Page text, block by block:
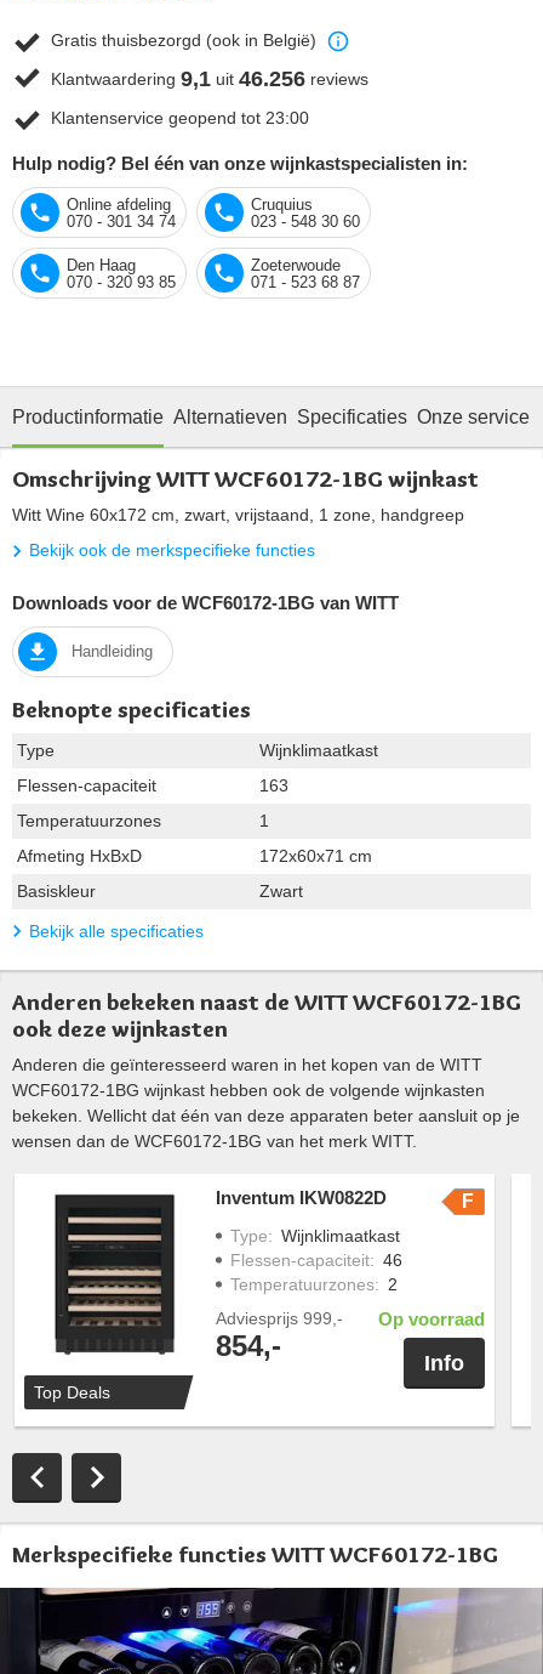
Gratis thuisbezorgd (ook in België)
Klantwaardering 9,1 uit 46.256 reviews
Klantenservice geopend tot 23:00
Hulp nodig? Bel één van onze wijnkastspecialisten in:
Online afdeling
070 - 301 34 74
Cruquius
023 - 548 30 60
Den Haag
070 - 320 93 85
Zoeterwoude
071 - 523 68 87
Productinformatie Alternatieven Specificaties Onze service
Omschrijving WITT WCF60172-1BG wijnkast
Witt Wine 60x172 cm, zwart, vrijstaand, 1 zone, handgreep
Bekijk ook de merkspecifieke functies
Downloads voor de WCF60172-1BG van WITT
Handleiding
Beknopte specificaties
Type
Wijnklimaatkast
Flessen-capaciteit
163
Temperatuurzones
1
Afmeting HxBxD
172x60x71 cm
Basiskleur
Zwart
Bekijk alle specificaties
Anderen bekeken naast de WITT WCF60172-1BG
ook deze wijnkasten
Anderen die geïnteresseerd waren in het kopen van de WITT
WCF60172-1BG wijnkast hebben ook de volgende wijnkasten
bekeken. Wellicht dat één van deze apparaten beter aansluit op je
wensen dan de WCF60172-1BG van het merk WITT.
Top Deals
Inventum IKW0822D F
Type: Wijnklimaatkast
Flessen-capaciteit: 46
Temperatuurzones: 2
Adviesprijs 999,-
854,-
Op voorraad
Info
Merkspecifieke functies WITT WCF60172-1BG